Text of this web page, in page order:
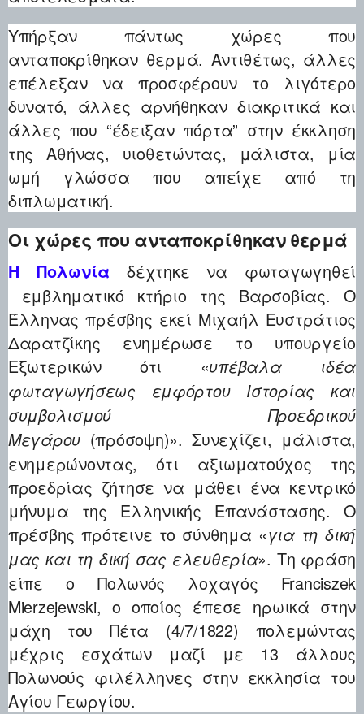
Υπήρξαν πάντως χώρες που
ανταποκρίθηκαν θερμά. Αντιθέτως, άλλες
επέλεξαν να προσφέρουν το λιγότερο
δυνατό, άλλες αρνήθηκαν διακριτικά και
άλλες που “έδειξαν πόρτα” στην έκκληση
της Αθήνας, υιοθετώντας, μάλιστα, μία
ωμή γλώσσα που απείχε από τη
διπλωματική.
Οι χώρες που ανταποκρίθηκαν θερμά
Η Πολωνία δέχτηκε να φωταγωγηθεί
εμβληματικό κτήριο της Βαρσοβίας. Ο
Έλληνας πρέσβης εκεί Μιχαήλ Ευστράτιος
Δαρατζίκης ενημέρωσε το υπουργείο
Εξωτερικών ότι «υπέβαλα ιδέα
φωταγωγήσεως εμφόρτου Ιστορίας και
συμβολισμού Προεδρικού
Μεγάρου (πρόσοψη)». Συνεχίζει, μάλιστα,
ενημερώνοντας, ότι αξιωματούχος της
προεδρίας ζήτησε να μάθει ένα κεντρικό
μήνυμα της Ελληνικής Επανάστασης. Ο
πρέσβης πρότεινε το σύνθημα «για τη δική
μας και τη δική σας ελευθερία». Τη φράση
είπε ο Πολωνός λοχαγός Franciszek
Mierzejewski, ο οποίος έπεσε ηρωικά στην
μάχη του Πέτα (4/7/1822) πολεμώντας
μέχρις εσχάτων μαζί με 13 άλλους
Πολωνούς φιλέλληνες στην εκκλησία του
Αγίου Γεωργίου.